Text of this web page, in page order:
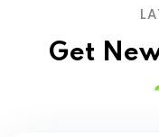
Get